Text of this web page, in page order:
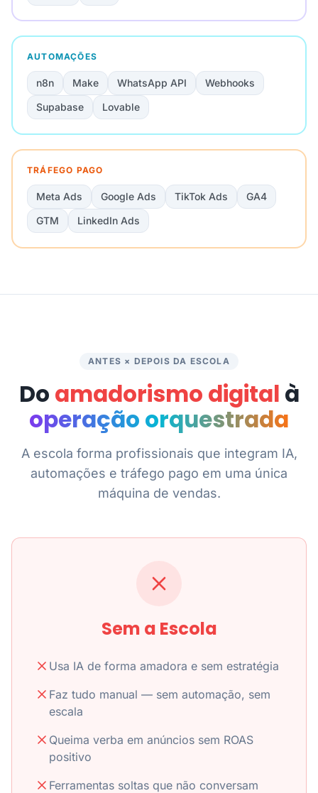
AUTOMAÇÕES
n8n Make WhatsApp API
Webhooks
Supabase
Lovable
TRÁFEGO PAGO
Meta Ads Google Ads TikTok Ads
GA4
GTM
LinkedIn Ads
ANTES × DEPOIS DA ESCOLA
Do amadorismo digital à
operação orquestrada
A escola forma profissionais que integram IA,
automações e tráfego pago em uma única
máquina de vendas.
Sem a Escola
Usa IA de forma amadora e sem estratégia
Faz tudo manual — sem automação, sem
escala
Queima verba em anúncios sem ROAS
positivo
Ferramentas soltas que não conversam